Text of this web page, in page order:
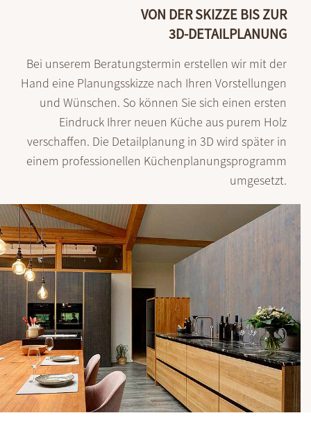
VON DER SKIZZE BIS ZUR
3D-DETAILPLANUNG
Bei unserem Beratungstermin erstellen wir mit der
Hand eine Planungs­skizze nach Ihren Vorstellungen
und Wünschen. So können Sie sich einen ersten
Eindruck Ihrer neuen Küche aus purem Holz
verschaffen. Die Detailplanung in 3D wird später in
einem professionellen Küchen­planungs­programm
umgesetzt.